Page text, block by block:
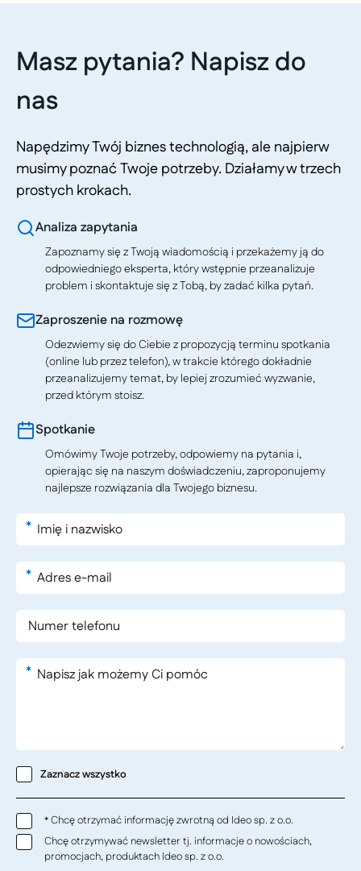
Masz pytania? Napisz do
nas
Napędzimy Twój biznes technologią, ale najpierw
musimy poznać Twoje potrzeby. Działamy w trzech
prostych krokach.
Analiza zapytania
Zapoznamy się z Twoją wiadomością i przekażemy ją do
odpowiedniego eksperta, który wstępnie przeanalizuje
problem i skontaktuje się z Tobą, by zadać kilka pytań.
Zaproszenie na rozmowę
Odezwiemy się do Ciebie z propozycją terminu spotkania
(online lub przez telefon), w trakcie którego dokładnie
przeanalizujemy temat, by lepiej zrozumieć wyzwanie,
przed którym stoisz.
Spotkanie
Omówimy Twoje potrzeby, odpowiemy na pytania i,
opierając się na naszym doświadczeniu, zaproponujemy
najlepsze rozwiązania dla Twojego biznesu.
*
*
*
Zaznacz wszystko
*Chcę otrzymać informację zwrotną od Ideo sp. z o.o.
Chcę otrzymywać newsletter tj. informacje o nowościach,
promocjach, produktach Ideo sp. z o.o.